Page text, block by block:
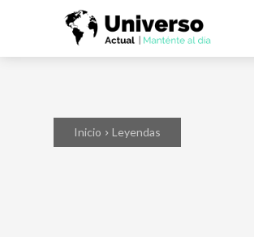
Inicio Leyendas